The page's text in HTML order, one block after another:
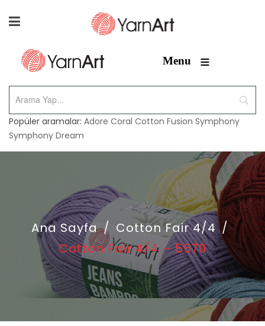
Menu ≡
Popüler aramalar: Adore Coral Cotton Fusion Symphony
Symphony Dream
Ana Sayfa / Cotton Fair 4/4 /
Cotton Fair 4/4 – 5570